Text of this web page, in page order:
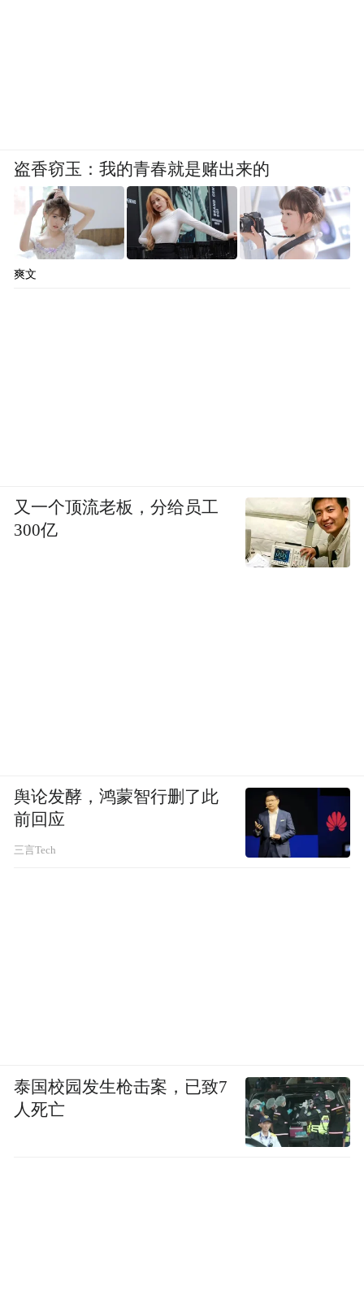
盗香窃玉：我的青春就是赌出来的
爽文
又一个顶流老板，分给员工
300亿
舆论发酵，鸿蒙智行删了此
前回应
三言Tech
泰国校园发生枪击案，已致7
人死亡